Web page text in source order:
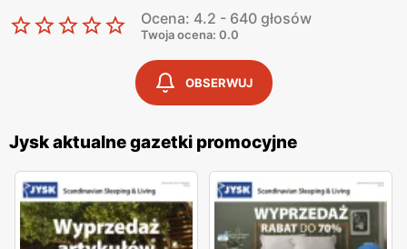
. Klienci cenią sobie również częste promocje
umożliwiają zakup wyjątkowych mebli i dodatków w
korzystnych cenach. Jednym z kluczowych elementów
strategii marketingowejJysksą regularnie wydawane
.Gazetkite prezentują najnowsze
oferty specjalne, nowości produktowe oraz sezonowe
wyprzedaże, dzięki czemu klienci mogą planować swoje
zakupy i korzystać z wyjątkowych okazji cenowych. Są
one dostępne zarówno w formie papierowej w sklepach,
jak i online, co umożliwia łatwy dostęp do aktualnych ofert.
Ocena: 4.2 - 640 głosów
Twoja ocena: 0.0
OBSERWUJ
Jysk aktualne gazetki promocyjne